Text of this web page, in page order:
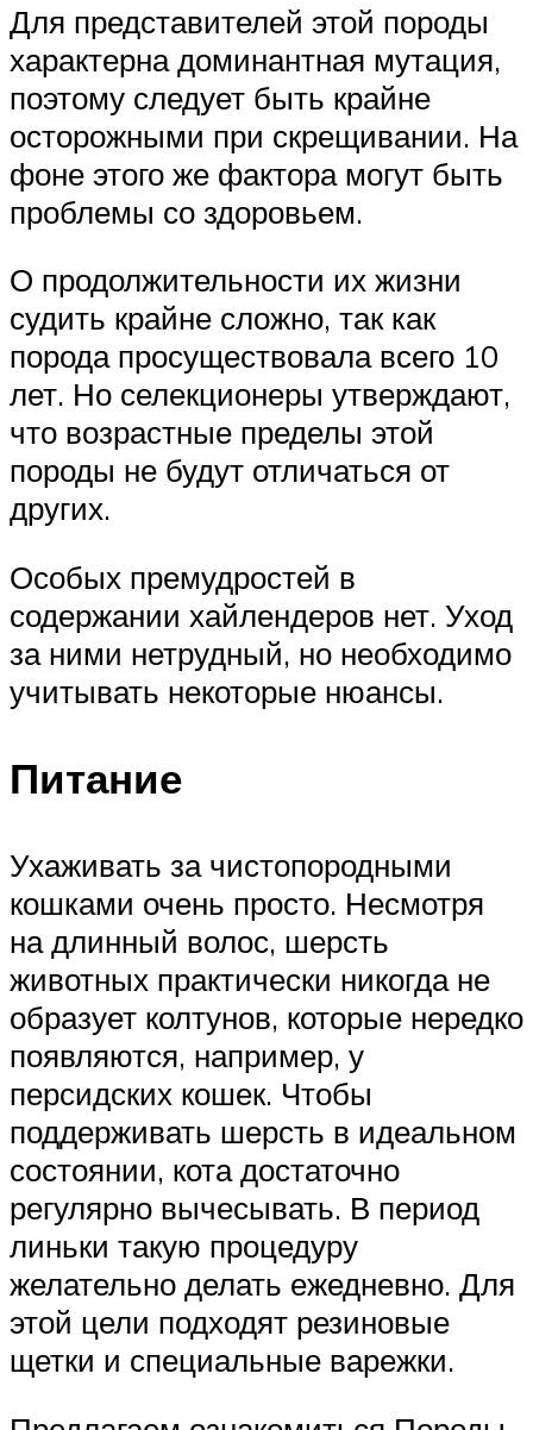
Для представителей этой породы
характерна доминантная мутация,
поэтому следует быть крайне
осторожными при скрещивании. На
фоне этого же фактора могут быть
проблемы со здоровьем.
О продолжительности их жизни
судить крайне сложно, так как
порода просуществовала всего 10
лет. Но селекционеры утверждают,
что возрастные пределы этой
породы не будут отличаться от
других.
Особых премудростей в
содержании хайлендеров нет. Уход
за ними нетрудный, но необходимо
учитывать некоторые нюансы.
Питание
Ухаживать за чистопородными
кошками очень просто. Несмотря
на длинный волос, шерсть
животных практически никогда не
образует колтунов, которые нередко
появляются, например, у
персидских кошек. Чтобы
поддерживать шерсть в идеальном
состоянии, кота достаточно
регулярно вычесывать. В период
линьки такую процедуру
желательно делать ежедневно. Для
этой цели подходят резиновые
щетки и специальные варежки.